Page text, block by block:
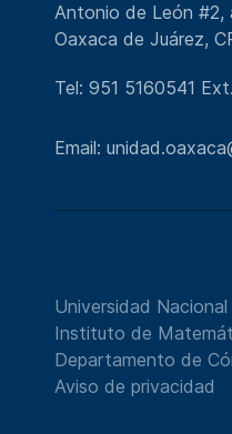
Antonio de León #2,
Oaxaca de Juárez,
Tel: 951 5160541
Email:
Universidad
Instituto de
Departamento de
Aviso de privacidad